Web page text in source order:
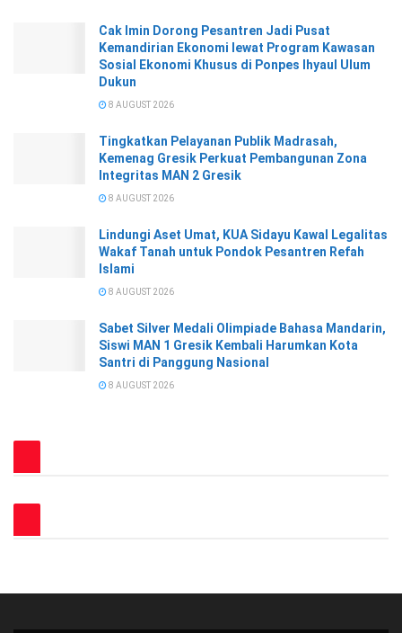
Cak Imin Dorong Pesantren Jadi Pusat
Kemandirian Ekonomi lewat Program Kawasan
Sosial Ekonomi Khusus di Ponpes Ihyaul Ulum
Dukun
8 AUGUST 2026
Tingkatkan Pelayanan Publik Madrasah,
Kemenag Gresik Perkuat Pembangunan Zona
Integritas MAN 2 Gresik
8 AUGUST 2026
Lindungi Aset Umat, KUA Sidayu Kawal Legalitas
Wakaf Tanah untuk Pondok Pesantren Refah
Islami
8 AUGUST 2026
Sabet Silver Medali Olimpiade Bahasa Mandarin,
Siswi MAN 1 Gresik Kembali Harumkan Kota
Santri di Panggung Nasional
8 AUGUST 2026